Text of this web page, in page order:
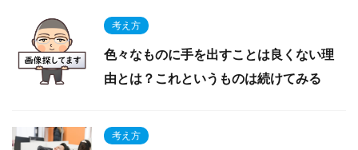
考え方
色々なものに手を出すことは良くない理
由とは？これというものは続けてみる
考え方